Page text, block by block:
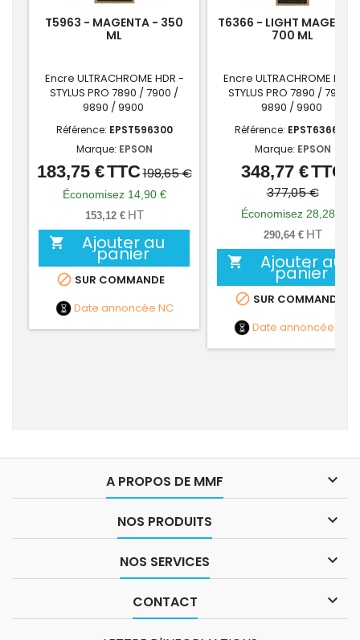
T5963 - MAGENTA - 350
ML
Encre ULTRACHROME HDR -
STYLUS PRO 7890 / 7900 /
9890 / 9900
Référence: EPST596300
Marque: EPSON
Prix
Prix
de
base
183,75 €TTC198,65 €
Économisez 14,90 €
153,12 € HT
 Ajouter au
panier
 SUR COMMANDE
Date annoncée NC
T6366 - LIGHT
700 ML
Encre ULTRACHROME HDR
STYLUS PRO 7890 / 7900 /
9890 / 9900
Référence: EPST636600
Marque: EPSON
Prix
Prix
de
base
348,77 €TTC
377,05 €
Économisez 28,28 €
290,64 € HT
 Ajouter au
panier
 SUR COMMANDE
Date annoncée
A PROPOS DE MMF 
NOS PRODUITS 
NOS SERVICES 
CONTACT 